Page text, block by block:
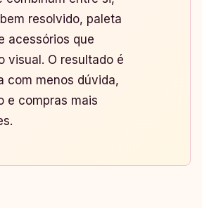
resolvido, paleta
acessórios que
visual. O resultado é
com menos dúvida,
e compras mais